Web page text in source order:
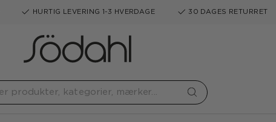
HURTIG LEVERING 1-3 HVERDAGE 30 DAGES RETURRET